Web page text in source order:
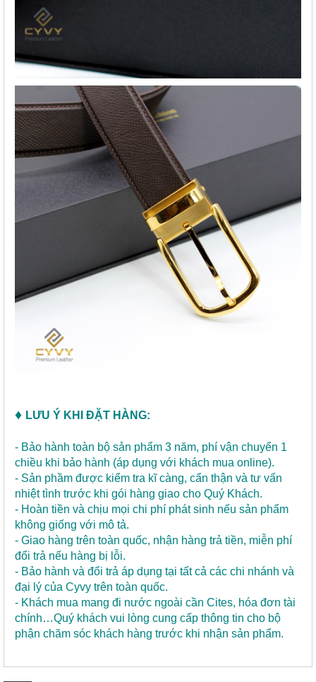
♦ LƯU Ý KHI ĐẶT HÀNG:
- Bảo hành toàn bộ sản phẩm 3 năm, phí vận chuyển 1
chiều khi bảo hành (áp dụng với khách mua online).
- Sản phầm được kiểm tra kĩ càng, cẩn thận và tư vấn
nhiệt tình trước khi gói hàng giao cho Quý Khách.
- Hoàn tiền và chịu mọi chi phí phát sinh nếu sản phẩm
không giống với mô tả.
- Giao hàng trên toàn quốc, nhận hàng trả tiền, miễn phí
đổi trả nếu hàng bị lỗi.
- Bảo hành và đổi trả áp dụng tại tất cả các chi nhánh và
đại lý của Cyvy trên toàn quốc.
- Khách mua mang đi nước ngoài cần Cites, hóa đơn tài
chính…Quý khách vui lòng cung cấp thông tin cho bộ
phận chăm sóc khách hàng trước khi nhận sản phẩm.